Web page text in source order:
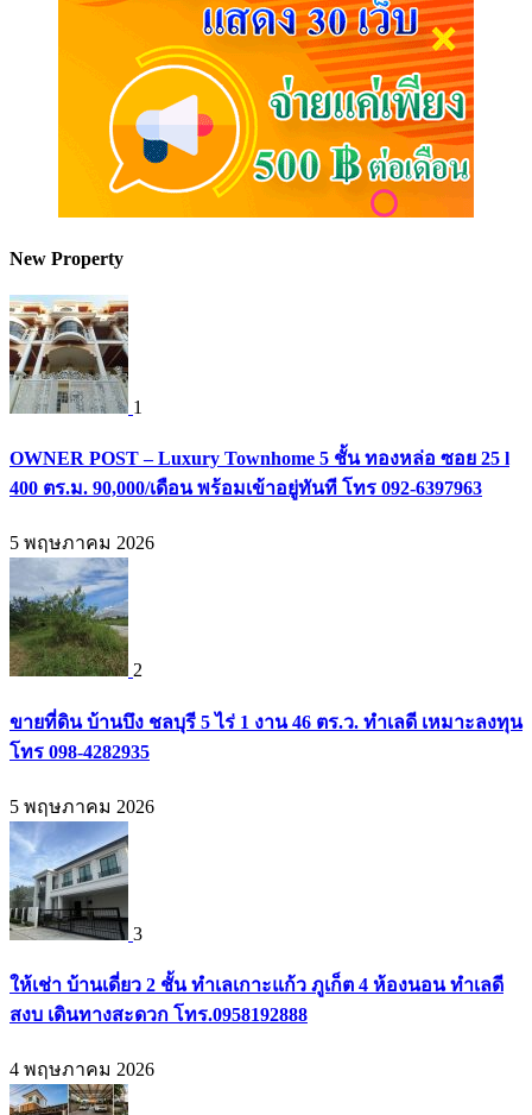
New Property
1
OWNER POST – Luxury Townhome 5 ชั้น ทองหล่อ ซอย 25 l
400 ตร.ม. 90,000/เดือน พร้อมเข้าอยู่ทันที โทร 092-6397963
5 พฤษภาคม 2026
2
ขายที่ดิน บ้านบึง ชลบุรี 5 ไร่ 1 งาน 46 ตร.ว. ทำเลดี เหมาะลงทุน
โทร 098-4282935
5 พฤษภาคม 2026
3
ให้เช่า บ้านเดี่ยว 2 ชั้น ทำเลเกาะแก้ว ภูเก็ต 4 ห้องนอน ทำเลดี
สงบ เดินทางสะดวก โทร.0958192888
4 พฤษภาคม 2026